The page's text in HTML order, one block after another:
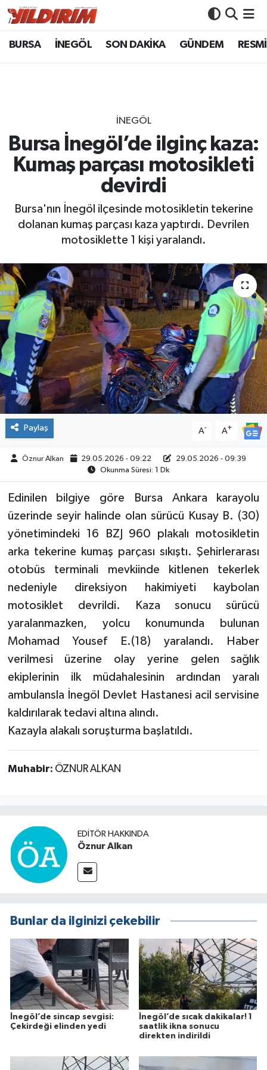
BURSA İNEGÖL SON DAKİKA GÜNDEM
İNEGÖL
Bursa İnegöl’de ilginç kaza:
Kumaş parçası motosikleti
devirdi
Bursa'nın İnegöl ilçesinde motosikletin tekerine
dolanan kumaş parçası kaza yaptırdı. Devrilen
motosiklette 1 kişi yaralandı.
Paylaş A- A+
Öznur Alkan 29.05.2026 - 09:22
29.05.2026 - 09:39
Okunma Süresi: 1 Dk
Edinilen bilgiye göre Bursa Ankara karayolu
üzerinde seyir halinde olan sürücü Kusay B. (30)
yönetimindeki 16 BZJ 960 plakalı motosikletin
arka tekerine kumaş parçası sıkıştı. Şehirlerarası
otobüs terminali mevkiinde kitlenen tekerlek
nedeniyle direksiyon hakimiyeti kaybolan
motosiklet devrildi. Kaza sonucu sürücü
yaralanmazken, yolcu konumunda bulunan
Mohamad Yousef E.(18) yaralandı. Haber
verilmesi üzerine olay yerine gelen sağlık
ekiplerinin ilk müdahalesinin ardından yaralı
ambulansla İnegöl Devlet Hastanesi acil servisine
kaldırılarak tedavi altına alındı.
Kazayla alakalı soruşturma başlatıldı.
Muhabir: ÖZNUR ALKAN
EDITÖR HAKKINDA
Öznur Alkan
Bunlar da ilginizi çekebilir
İnegöl’de sincap sevgisi:
Çekirdeği elinden yedi
İnegöl’de sıcak dakikalar! 1
saatlik ikna sonucu
direkten indirildi
BURSA
GÜNDEM
RESMİ İLANLAR
SİYASET
SPOR
Bursa Nöbetçi Eczaneler
Bursa Trafik Yoğunluk Haritası
Süper Lig Puan Durumu ve Fikstür
Son Dakika Haberleri